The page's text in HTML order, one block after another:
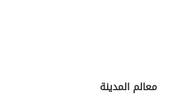
معالم المدينة